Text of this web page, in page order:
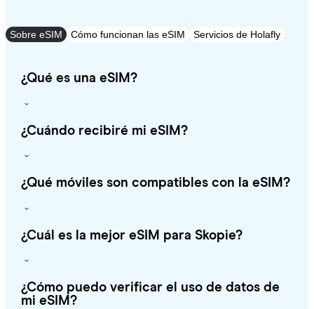
Sobre eSIM Cómo funcionan las eSIM Servicios de Holafly
¿Qué es una eSIM?
¿Cuándo recibiré mi eSIM?
¿Qué móviles son compatibles con la eSIM?
¿Cuál es la mejor eSIM para Skopie?
¿Cómo puedo verificar el uso de datos de
mi eSIM?